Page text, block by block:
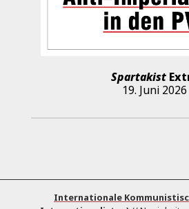
Spartakist
19. Juni 2026
Internationale